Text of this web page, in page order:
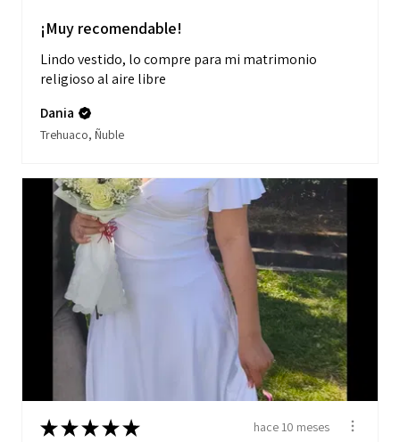
¡Muy recomendable!
Lindo vestido, lo compre para mi matrimonio
religioso al aire libre
Dania
Trehuaco, Ñuble
★★★★★ hace 10 meses